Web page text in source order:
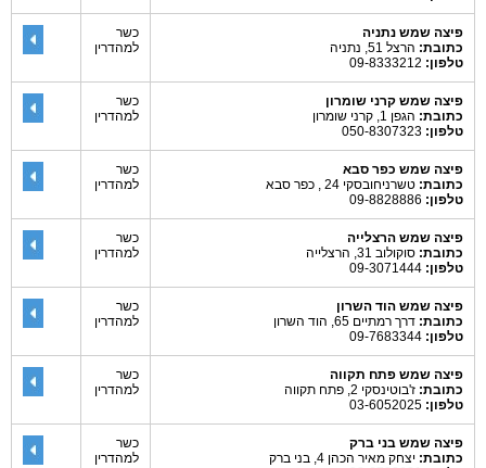
פיצה שמש נתניה
כתובת: הרצל 51, נתניה
טלפון:
כשר
למהדרין
פיצה שמש קרני שומרון
כתובת: הגפן 1, קרני שומרון
טלפון:
כשר
למהדרין
פיצה שמש כפר סבא
כתובת: טשרניחובסקי 24 , כפר סבא
טלפון:
כשר
למהדרין
פיצה שמש הרצלייה
כתובת: סוקולוב 31, הרצלייה
טלפון:
כשר
למהדרין
פיצה שמש הוד השרון
כתובת: דרך רמתיים 65, הוד השרון
טלפון:
כשר
למהדרין
פיצה שמש פתח תקווה
כתובת: ז'בוטינסקי 2, פתח תקווה
טלפון:
כשר
למהדרין
פיצה שמש בני ברק
כתובת: יצחק מאיר הכהן 4, בני ברק
כשר
למהדרין